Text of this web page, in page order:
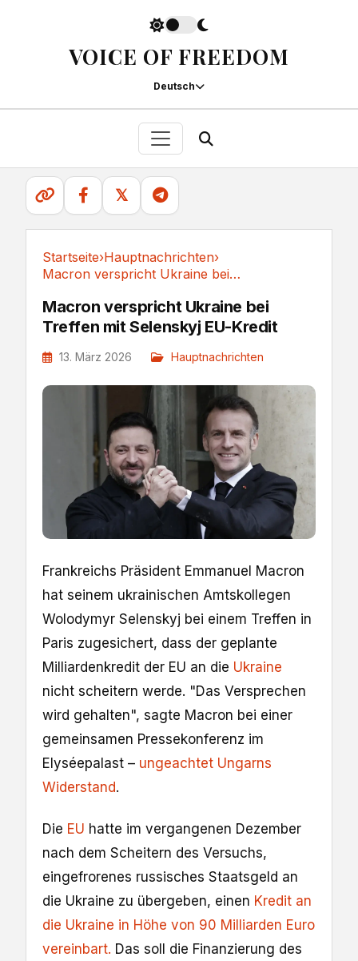
VOICE OF FREEDOM
Deutsch
𝕏
Startseite›Hauptnachrichten›
Macron verspricht Ukraine bei Treffen mit...
Macron verspricht Ukraine bei
Treffen mit Selenskyj EU-Kredit
13. März 2026 Hauptnachrichten
Frankreichs Präsident Emmanuel Macron
hat seinem ukrainischen Amtskollegen
Wolodymyr Selenskyj bei einem Treffen in
Paris zugesichert, dass der geplante
Milliardenkredit der EU an die Ukraine
nicht scheitern werde. "Das Versprechen
wird gehalten", sagte Macron bei einer
gemeinsamen Pressekonferenz im
Elyséepalast – ungeachtet Ungarns
Widerstand.
Die EU hatte im vergangenen Dezember
nach dem Scheitern des Versuchs,
eingefrorenes russisches Staatsgeld an
die Ukraine zu übergeben, einen Kredit an
die Ukraine in Höhe von 90 Milliarden Euro
vereinbart. Das soll die Finanzierung des